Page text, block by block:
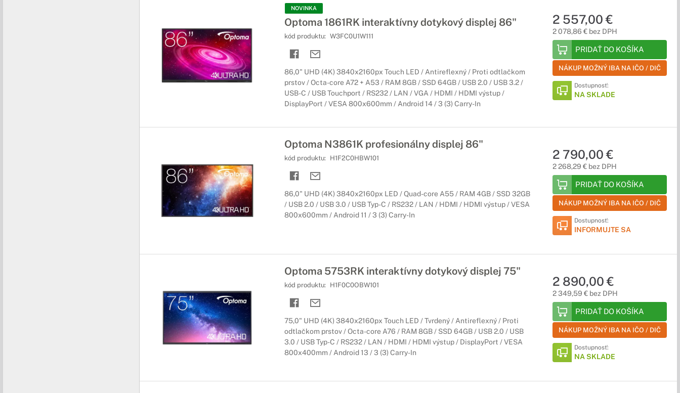
NOVINKA
Optoma 1861RK interaktívny dotykový displej 86"
kód produktu: W3FC0U1W111
86,0" UHD (4K) 3840x2160px Touch LED / Antireflexný / Proti odtlačkom
prstov / Octa-core A72 + A53 / RAM 8GB / SSD 64GB / USB 2.0 / USB 3.2 /
USB-C / USB Touchport / RS232 / LAN / VGA / HDMI / HDMI výstup /
DisplayPort / VESA 800x600mm / Android 14 / 3 (3) Carry-In
2 557,00 €
2 078,86 € bez DPH
PRIDAŤ DO KOŠÍKA
NÁKUP MOŽNÝ IBA NA IČO / DIČ
Dostupnosť:
NA SKLADE
Optoma N3861K profesionálny displej 86"
kód produktu: H1F2C0HBW101
86,0" UHD (4K) 3840x2160px LED / Quad-core A55 / RAM 4GB / SSD 32GB
/ USB 2.0 / USB 3.0 / USB Typ-C / RS232 / LAN / HDMI / HDMI výstup / VESA
800x600mm / Android 11 / 3 (3) Carry-In
2 790,00 €
2 268,29 € bez DPH
PRIDAŤ DO KOŠÍKA
NÁKUP MOŽNÝ IBA NA IČO / DIČ
Dostupnosť:
INFORMUJTE SA
Optoma 5753RK interaktívny dotykový displej 75"
kód produktu: H1F0C0OBW101
75,0" UHD (4K) 3840x2160px Touch LED / Tvrdený / Antireflexný / Proti
odtlačkom prstov / Octa-core A76 / RAM 8GB / SSD 64GB / USB 2.0 / USB
3.0 / USB Typ-C / RS232 / LAN / HDMI / HDMI výstup / DisplayPort / VESA
800x400mm / Android 13 / 3 (3) Carry-In
2 890,00 €
2 349,59 € bez DPH
PRIDAŤ DO KOŠÍKA
NÁKUP MOŽNÝ IBA NA IČO / DIČ
Dostupnosť:
NA SKLADE